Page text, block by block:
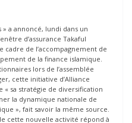
» a annoncé, lundi dans un
d’assurance Takaful
cadre de l’accompagnement de
de la finance islamique.
lors de l’assemblée
cette initiative d’Alliance
« sa stratégie de diversification
la dynamique nationale de
», fait savoir la même source.
cette nouvelle activité répond à